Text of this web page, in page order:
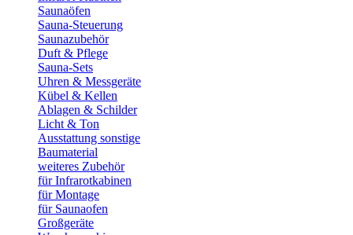
Saunaöfen
Sauna-Steuerung
Saunazubehör
Duft & Pflege
Sauna-Sets
Uhren & Messgeräte
Kübel & Kellen
Ablagen & Schilder
Licht & Ton
Ausstattung sonstige
Baumaterial
weiteres Zubehör
für Infrarotkabinen
für Montage
für Saunaofen
Großgeräte